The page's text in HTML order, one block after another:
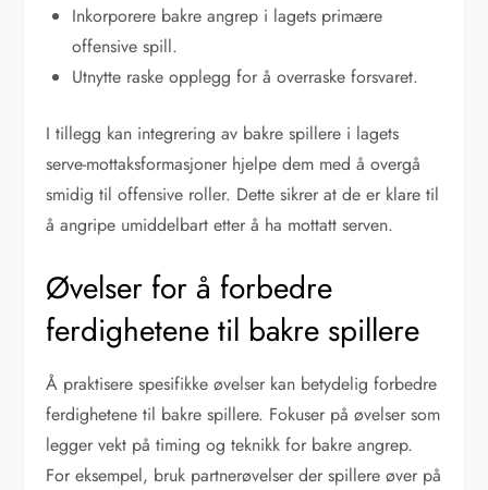
Inkorporere bakre angrep i lagets primære
offensive spill.
Utnytte raske opplegg for å overraske forsvaret.
I tillegg kan integrering av bakre spillere i lagets
serve-mottaksformasjoner hjelpe dem med å overgå
smidig til offensive roller. Dette sikrer at de er klare til
å angripe umiddelbart etter å ha mottatt serven.
Øvelser for å forbedre
ferdighetene til bakre spillere
Å praktisere spesifikke øvelser kan betydelig forbedre
ferdighetene til bakre spillere. Fokuser på øvelser som
legger vekt på timing og teknikk for bakre angrep.
For eksempel, bruk partnerøvelser der spillere øver på